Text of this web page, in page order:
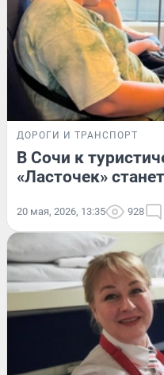
ДОРОГИ И ТРАНСПОРТ
В Сочи к
«Ласточек»
20 мая, 2026, 13:35 928